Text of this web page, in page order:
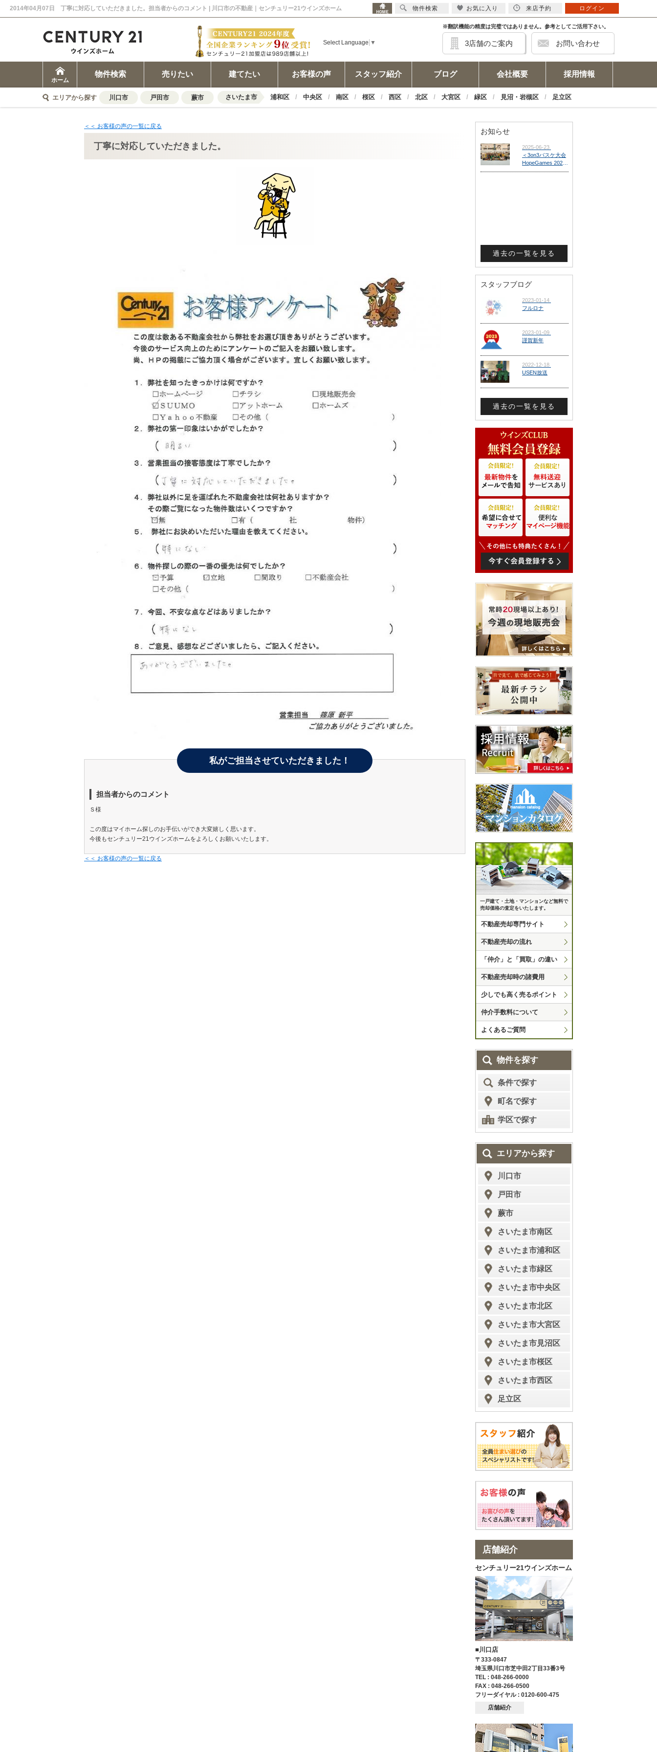
2014年04月07日 丁寧に対応していただきました。担当者からのコメント | 川口市の不動産｜センチュリー21ウインズホーム
Select Language ▼
※翻訳機能の精度は完璧ではありません。参考としてご活用下さい。
3店舗のご案内 お問い合わせ
ホーム
物件検索 売りたい 建てたい お客様の声 スタッフ紹介 ブログ 会社概要 採用情報
エリアから探す 川口市 戸田市 蕨市 さいたま市 浦和区 中央区 南区 桜区 西区 北区 大宮区 緑区 見沼・岩槻区 足立区
＜＜ お客様の声の一覧に戻る
丁寧に対応していただきました。
私がご担当させていただきました！
担当者からのコメント
Ｓ様
この度はマイホーム探しのお手伝いができ大変嬉しく思います。
今後もセンチュリー21ウインズホームをよろしくお願いいたします。
＜＜ お客様の声の一覧に戻る
お知らせ
過去の一覧を見る
スタッフブログ
過去の一覧を見る
一戸建て・土地・マンションなど無料で
売却価格の査定をいたします。
不動産売却専門サイト
不動産売却の流れ
「仲介」と「買取」の違い
不動産売却時の諸費用
少しでも高く売るポイント
仲介手数料について
よくあるご質問
物件を探す
条件で探す
町名で探す
学区で探す
エリアから探す
川口市
戸田市
蕨市
さいたま市南区
さいたま市浦和区
さいたま市緑区
さいたま市中央区
さいたま市北区
さいたま市大宮区
さいたま市見沼区
さいたま市桜区
さいたま市西区
足立区
店舗紹介
センチュリー21ウインズホーム
■川口店
〒333-0847
埼玉県川口市芝中田2丁目33番3号
TEL : 048-266-0000
FAX : 048-266-0500
フリーダイヤル : 0120-600-475
店舗紹介
物件検索 お気に入り 来店予約 ログイン